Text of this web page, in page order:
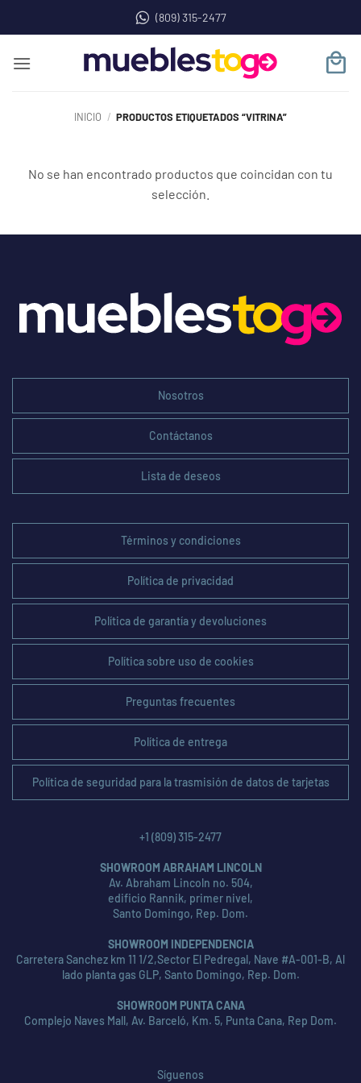
(809) 315-2477
INICIO / PRODUCTOS ETIQUETADOS “VITRINA”
No se han encontrado productos que coincidan con tu
selección.
Nosotros
Contáctanos
Lista de deseos
Términos y condiciones
Política de privacidad
Política de garantía y devoluciones
Política sobre uso de cookies
Preguntas frecuentes
Política de entrega
Política de seguridad para la trasmisión de datos de tarjetas
+1 (809) 315-2477
SHOWROOM ABRAHAM LINCOLN
Av. Abraham Lincoln no. 504,
edificio Rannik, primer nivel,
Santo Domingo, Rep. Dom.
SHOWROOM INDEPENDENCIA
Carretera Sanchez km 11 1/2,Sector El Pedregal, Nave #A-001-B, Al
lado planta gas GLP, Santo Domingo, Rep. Dom.
SHOWROOM PUNTA CANA
Complejo Naves Mall, Av. Barceló, Km. 5, Punta Cana, Rep Dom.
Síguenos